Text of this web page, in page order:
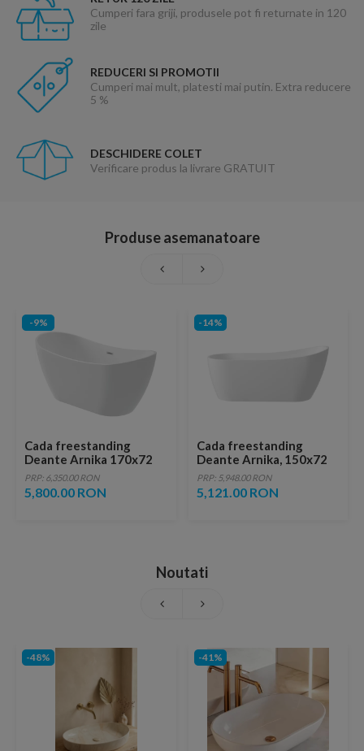
Cumperi fara griji, produsele pot fi returnate in 120
zile
REDUCERI SI PROMOTII
Cumperi mai mult, platesti mai putin. Extra reducere
5 %
DESCHIDERE COLET
Verificare produs la livrare GRATUIT
Produse asemanatoare
-9%
Cada freestanding
Deante Arnika 170x72
cm ovala alb
PRP: 6,350.00 RON
5,800.00 RON
-14%
Cada freestanding
Deante Arnika, 150x72
cm, acril alb lucios
PRP: 5,948.00 RON
5,121.00 RON
Noutati
-48% -41%